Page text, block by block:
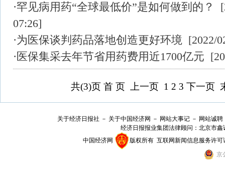
·罕见病用药“全球最低价”是如何做到的？
07:26]
·为医保谈判药品落地创造更好环境 [2022/
· 医保集采去年节省用药费用近1700亿元
共(3)页 首 页 上一页 1 2 3 下一页
关于经济日报社 － 关于中国经济网 － 网站大事记 － 网站诚聘
经济日报报业集团法律顾问： 北京市鑫
中国经济网
版权所有互联网新闻信息服务许可
京